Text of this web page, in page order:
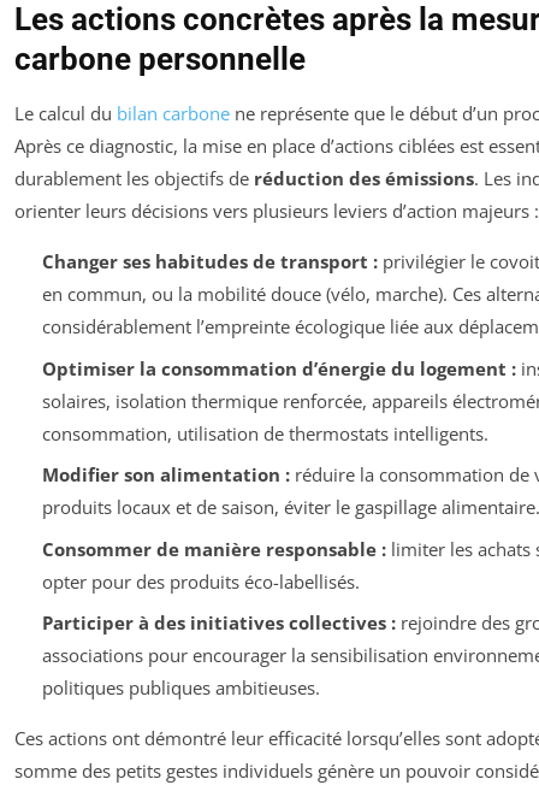
Les actions concrètes après la
carbone personnelle
Le calcul du bilan carbone ne représente que le début d’un
Après ce diagnostic, la mise en place d’actions ciblées est
durablement les objectifs de réduction des émissions. Les
orienter leurs décisions vers plusieurs leviers d’action majeurs :
Changer ses habitudes de transport :privilégier le
en commun, ou la mobilité douce (vélo, marche). Ces
considérablement l’empreinte écologique liée aux
Optimiser la consommation d’énergie du logement :
solaires, isolation thermique renforcée, appareils
consommation, utilisation de thermostats intelligents.
Modifier son alimentation :réduire la consommation de
produits locaux et de saison, éviter le gaspillage alimentaire.
Consommer de manière responsable :limiter les achats
opter pour des produits éco-labellisés.
Participer à des initiatives collectives :rejoindre des
associations pour encourager la sensibilisation
politiques publiques ambitieuses.
Ces actions ont démontré leur efficacité lorsqu’elles sont
somme des petits gestes individuels génère un pouvoir